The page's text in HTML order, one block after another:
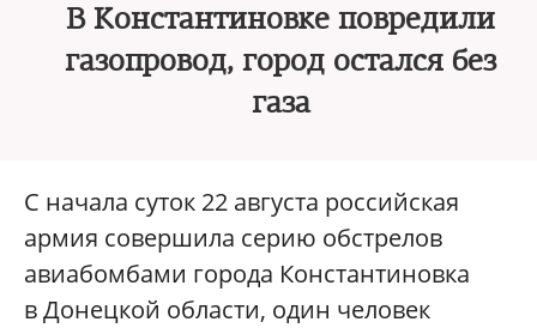
В Константиновке повредили
газопровод, город остался без
газа
С начала суток 22 августа российская
армия совершила серию обстрелов
авиабомбами города Константиновка
в Донецкой области, один человек